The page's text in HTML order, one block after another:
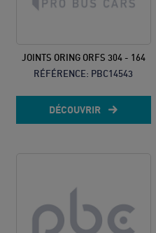
JOINTS ORING ORFS 304 - 164
RÉFÉRENCE: PBC14543
DÉCOUVRIR